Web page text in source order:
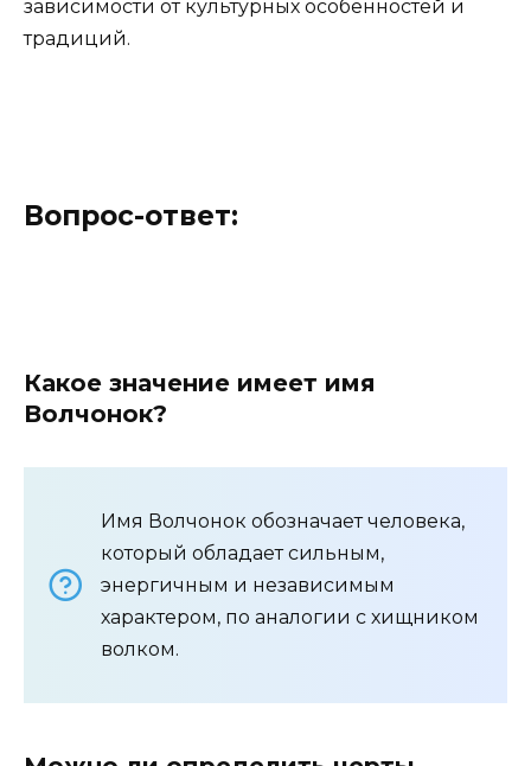
зависимости от культурных особенностей и
традиций.
Вопрос-ответ:
Какое значение имеет имя
Волчонок?
Имя Волчонок обозначает человека,
который обладает сильным,
энергичным и независимым
характером, по аналогии с хищником
волком.